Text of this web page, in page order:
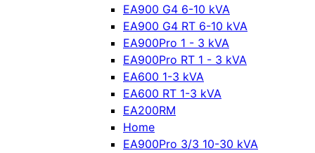
EA900 G4 6-10 kVA
EA900 G4 RT 6-10 kVA
EA900Pro 1 - 3 kVA
EA900Pro RT 1 - 3 kVA
EA600 1-3 kVA
EA600 RT 1-3 kVA
EA200RM
Home
EA900Pro 3/3 10-30 kVA